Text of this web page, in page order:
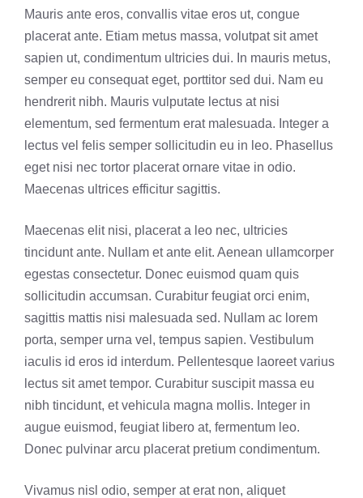
Mauris ante eros, convallis vitae eros ut, congue
placerat ante. Etiam metus massa, volutpat sit amet
sapien ut, condimentum ultricies dui. In mauris metus,
semper eu consequat eget, porttitor sed dui. Nam eu
hendrerit nibh. Mauris vulputate lectus at nisi
elementum, sed fermentum erat malesuada. Integer a
lectus vel felis semper sollicitudin eu in leo. Phasellus
eget nisi nec tortor placerat ornare vitae in odio.
Maecenas ultrices efficitur sagittis.
Maecenas elit nisi, placerat a leo nec, ultricies
tincidunt ante. Nullam et ante elit. Aenean ullamcorper
egestas consectetur. Donec euismod quam quis
sollicitudin accumsan. Curabitur feugiat orci enim,
sagittis mattis nisi malesuada sed. Nullam ac lorem
porta, semper urna vel, tempus sapien. Vestibulum
iaculis id eros id interdum. Pellentesque laoreet varius
lectus sit amet tempor. Curabitur suscipit massa eu
nibh tincidunt, et vehicula magna mollis. Integer in
augue euismod, feugiat libero at, fermentum leo.
Donec pulvinar arcu placerat pretium condimentum.
Vivamus nisl odio, semper at erat non, aliquet